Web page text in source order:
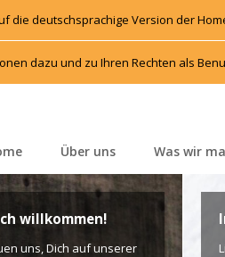
die deutschsprachige Version der
dazu und zu Ihren Rechten als
Über un Was wir
willkommen!
uns, Dich auf unserer